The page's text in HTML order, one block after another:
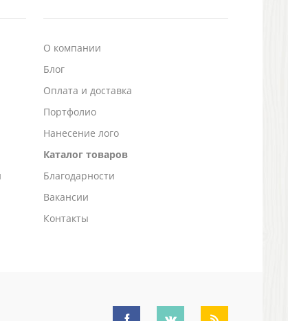
О компании
Блог
Оплата и доставка
Портфолио
Нанесение лого
Каталог товаров
Благодарности
Вакансии
Контакты